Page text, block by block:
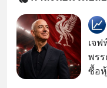
เจ
พร
ซื้อ